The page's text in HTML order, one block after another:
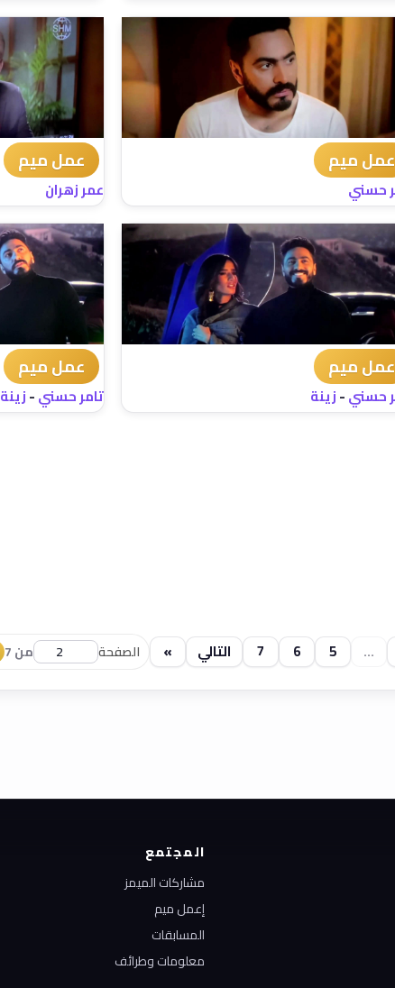
عمل ميم
حسني
عمل ميم
عمر زهران
عمل ميم
حسني-زينة
عمل ميم
تامر حسني-زينة
...
5
6
7 التالي » الصفحة من 7
المجتمع
مشاركات الميمز
إعمل ميم
المسابقات
معلومات وطرائف